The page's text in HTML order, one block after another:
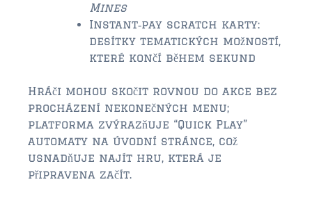
$2,000,000 and up
ST AUGUSTINE BEACH
$150,000 – $350,000
$350,000 – $500,000
$500,000 – $750,000
Mines
Instant‑pay scratch karty:
desítky tematických možností,
které končí během sekund
Hráči mohou skočit rovnou do akce bez
procházení nekonečných menu;
platforma zvýrazňuje “Quick Play”
automaty na úvodní stránce, což
usnadňuje najít hru, která je
připravena začít.